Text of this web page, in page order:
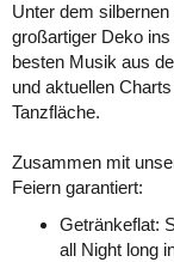
Unter dem
großartiger Deko
besten Musik aus
und aktuellen
Tanzfläche.
Zusammen mit
Feiern garantiert:
Getränkeflat:
all Night long